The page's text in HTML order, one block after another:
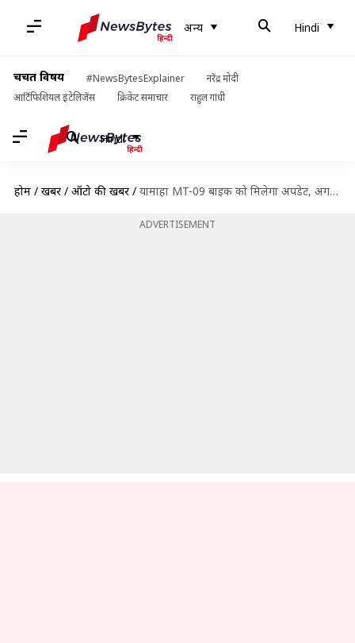
अन्य Hindi
चर्चित विषय #NewsBytesExplainer
नरेंद्र मोदी
आर्टिफिशियल इंटेलिजेंस
क्रिकेट समाचार राहुल गांधी
Hindi
होम / खबरें / ऑटो की खबरें / यामाहा MT-09 बाइक को मिलेगा अपडेट, अगले हफ्ते उठेगा पर्दा
ADVERTISEMENT